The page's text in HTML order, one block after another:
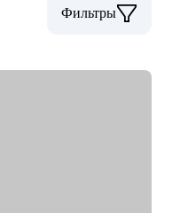
Фильтры